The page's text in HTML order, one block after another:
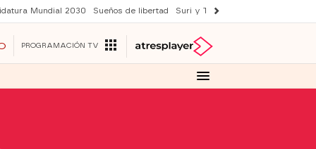
Mundial 2030 Sueños de libertad Suri y Tom Cruise
PROGRAMACIÓN TV